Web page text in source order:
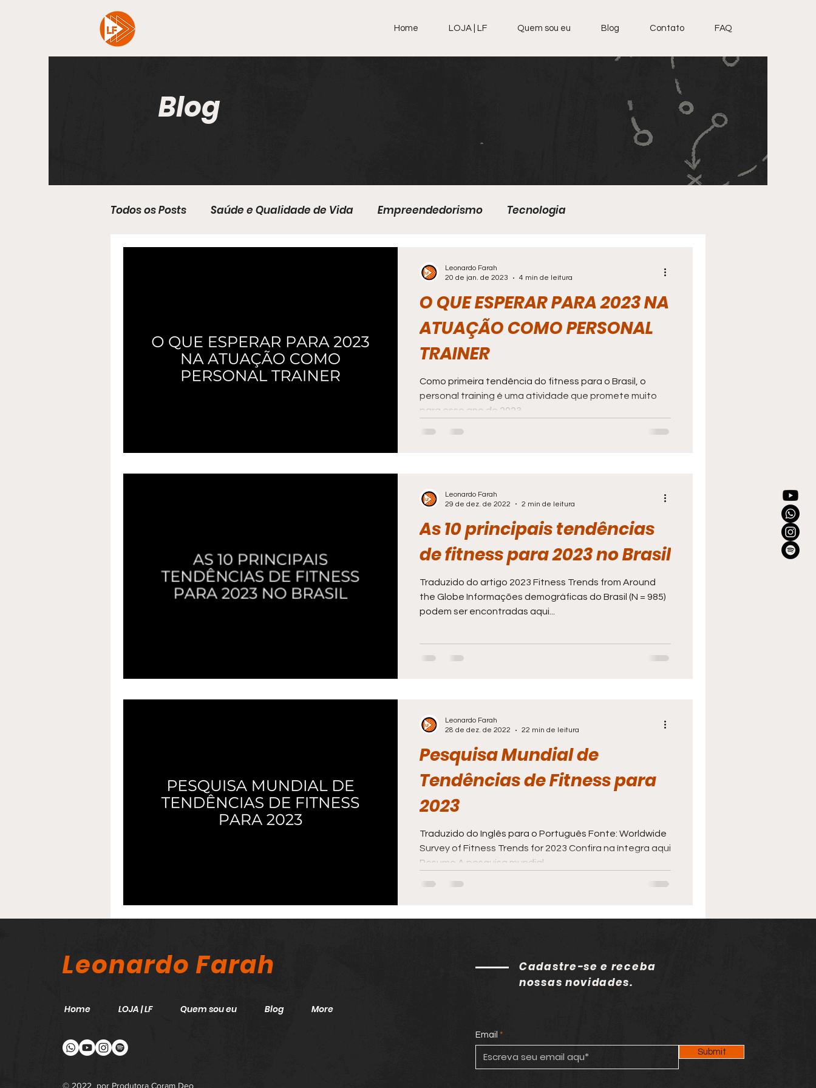
Home LOJA | LF Quem sou eu Blog Contato FAQ
Blog
Todos os Posts Saúde e Qualidade de Vida Empreendedorismo Tecnologia
O QUE ESPERAR PARA 2023 NA
ATUAÇÃO COMO PERSONAL
TRAINER
Como primeira tendência do fitness para o Brasil, o
personal training é uma atividade que promete muito
para esse ano de 2023.
Leonardo Farah
20 de jan. de 2023
4 min de leitura
As 10 principais tendências
de fitness para 2023 no Brasil
Traduzido do artigo 2023 Fitness Trends from Around
the Globe Informações demográficas do Brasil (N = 985)
podem ser encontradas aqui...
Leonardo Farah
29 de dez. de 2022
2 min de leitura
Pesquisa Mundial de
Tendências de Fitness para
2023
Traduzido do Inglês para o Português Fonte: Worldwide
Survey of Fitness Trends for 2023 Confira na íntegra aqui
Resumo A pesquisa mundial...
Leonardo Farah
28 de dez. de 2022
22 min de leitura
Leonardo Farah
Home LOJA | LF Quem sou eu Blog More
© 2022 por Produtora Coram Deo
Cadastre-se e receba
nossas novidades.
Email
Submit